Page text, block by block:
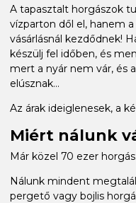
A tapasztalt horgászok
vízparton dől el, hanem
vásárlásnál kezdődnek!
készülj fel időben, és
mert a nyár nem vár, és
elúsznak...
Az árak ideiglenesek, a
Miért nálunk
Már közel 70 ezer
Nálunk mindent
pergető vagy bojlis